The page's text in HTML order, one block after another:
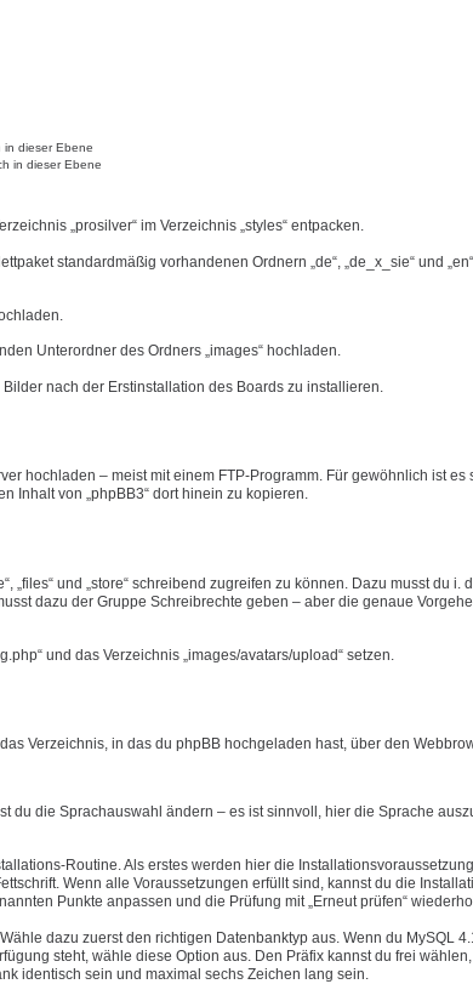
in dieser Ebene
in dieser Ebene
„prosilver“ im Verzeichnis „styles“ entpacken.
standardmäßig vorhandenen Ordnern „de“, „de_x_sie“ und
Unterordner des Ordners „images“ hochladen.
nach der Erstinstallation des Boards zu installieren.
hochladen – meist mit einem FTP-Programm. Für gewöhnlich ist es
Inhalt von „phpBB3“ dort hinein zu kopieren.
„files“ und „store“ schreibend zugreifen zu können. Dazu musst du i.
dazu der Gruppe Schreibrechte geben – aber die genaue
und das Verzeichnis „images/avatars/upload“ setzen.
Verzeichnis, in das du phpBB hochgeladen hast, über den
du die Sprachauswahl ändern – es ist sinnvoll, hier die Sprache
Routine. Als erstes werden hier die
Wenn alle Voraussetzungen erfüllt sind, kannst du die
Punkte anpassen und die Prüfung mit „Erneut prüfen“
dazu zuerst den richtigen Datenbanktyp aus. Wenn du MySQL
steht, wähle diese Option aus. Den Präfix kannst du frei
identisch sein und maximal sechs Zeichen lang sein.